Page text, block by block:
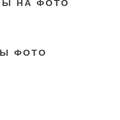
НА ФОТО
ФОТО